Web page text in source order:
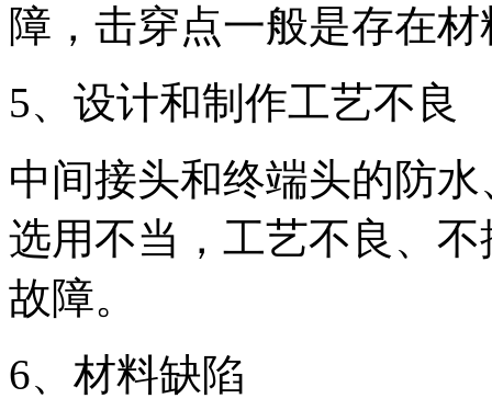
障，击穿点一般是存在
5、设计和制作工艺不良
中间接头和终端头的防
选用不当，工艺不良、
故障。
6、材料缺陷